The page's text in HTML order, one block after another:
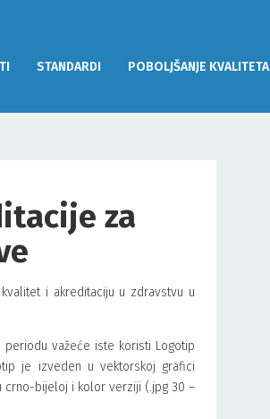
STANDARDI POBOLJŠANJE KVALITETA
za
i akreditaciju u zdravstvu u
važeće iste koristi Logotip
je izveden u vektorskoj grafici
crno-bijeloj i kolor verziji (.jpg 30 –